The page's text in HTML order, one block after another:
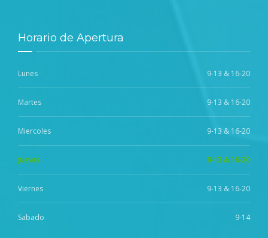
Horario de Apertura
Lunes 9-13 & 16-20
Martes 9-13 & 16-20
Miercoles 9-13 & 16-20
Jueves 9-13 & 16-20
Viernes 9-13 & 16-20
Sabado 9-14